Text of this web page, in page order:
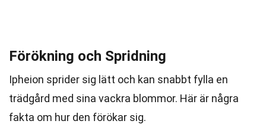
Förökning och Spridning
Ipheion sprider sig lätt och kan snabbt fylla en
trädgård med sina vackra blommor. Här är några
fakta om hur den förökar sig.